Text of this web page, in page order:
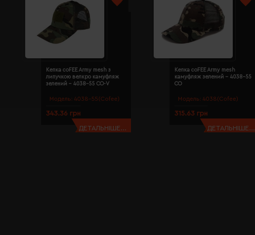
Модель: 4038-55(Cofee)
Кепка coFEE Army mesh з
липучкою велкро камуфляж
зелений - 4038-55 CO-V
343.36 грн
ДЕТАЛЬНІШЕ...
Модель: 4038(Cofee)
Кепка coFEE Army mesh
камуфляж зелений - 4038-55
CO
315.63 грн
ДЕТАЛЬНІШЕ...